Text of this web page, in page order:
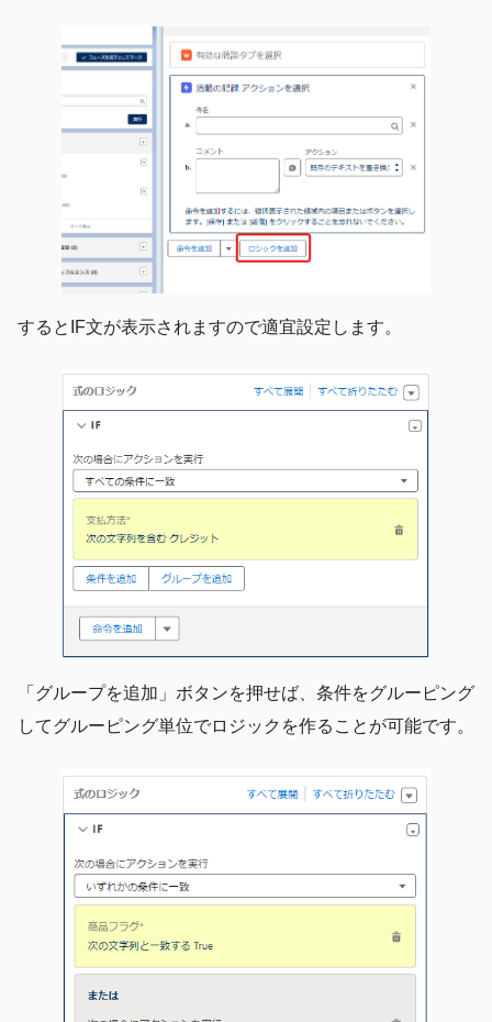
するとIF文が表示されますので適宜設定します。
「グループを追加」ボタンを押せば、条件をグルーピング
してグルーピング単位でロジックを作ることが可能です。